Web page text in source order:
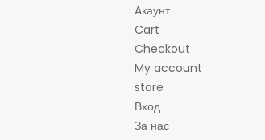
Aкаунт
Cart
Checkout
My account
store
Вход
За нас